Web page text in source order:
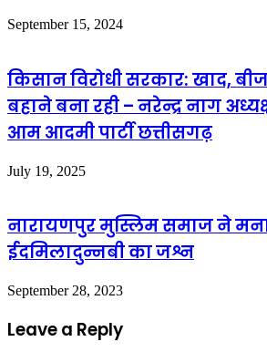
September 15, 2024
किसान विरोधी सरकार: खाद,
बहाने बना रही – नरेन्द्र नाग
आम आदमी पार्टी छत्तीसगढ़
July 19, 2025
नारायणपुर मुस्लिम समाज ने
ईदमिलादुन्नबी का जश्न
September 28, 2023
Leave a Reply